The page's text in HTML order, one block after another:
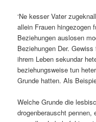
‘Ne kesser Vater
allein Frauen hingezogen
Beziehungen auslosen
Beziehungen Der.
ihrem Leben sekundar
beziehungsweise tun
Grunde hatten. Als
Welche Grunde die
drogenberauscht